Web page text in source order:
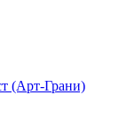
(Арт-Грани)